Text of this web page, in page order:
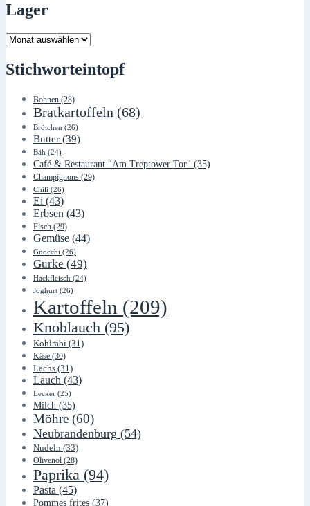
Lager
Lager
Stichworteintopf
Bohnen (28)
Bratkartoffeln (68)
Brötchen (26)
Butter (39)
Bäh (24)
Café & Restaurant "Am Treptower Tor" (35)
Champignons (29)
Chili (26)
Ei (43)
Erbsen (43)
Fisch (29)
Gemüse (44)
Gnocchi (26)
Gurke (49)
Hackfleisch (24)
Joghurt (26)
Kartoffeln (209)
Knoblauch (95)
Kohlrabi (31)
Käse (30)
Lachs (31)
Lauch (43)
Lecker (25)
Milch (35)
Möhre (60)
Neubrandenburg (54)
Nudeln (33)
Olivenöl (28)
Paprika (94)
Pasta (45)
Pommes frites (37)